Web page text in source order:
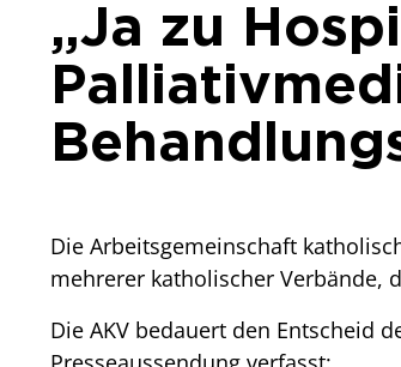
„Ja zu
Die Arbeitsgemeinschaft
mehrerer katholischer Verbände,
Die AKV bedauert den Entscheid